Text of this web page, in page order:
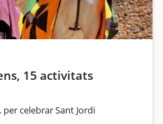
15 activitats
celebrar Sant Jordi